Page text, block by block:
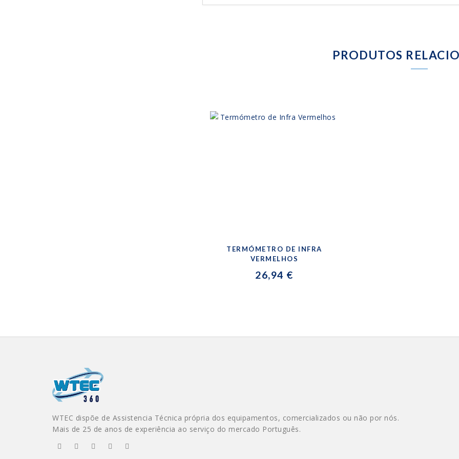
PRODUTOS
TERMÓMETRO DE INFRA
VERMELHOS
26,94 €
WTEC dispõe de Assistencia Técnica própria dos equipamentos, comercializados ou não por nós.
Mais de 25 de anos de experiência ao serviço do mercado Português.